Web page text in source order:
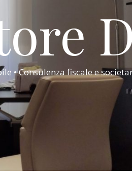
• Consulenza fiscale e